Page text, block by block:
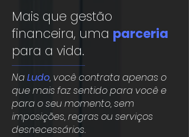
Mais que gestão
financeira, uma parceria
para a vida.
NaLudo, você contrata apenas o
que mais faz sentido para você e
para o seu momento, sem
imposições, regras ou serviços
desnecessários.